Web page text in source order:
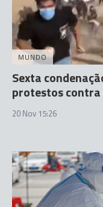
MUNDO
Sexta
protestos contra
20 Nov 15:26